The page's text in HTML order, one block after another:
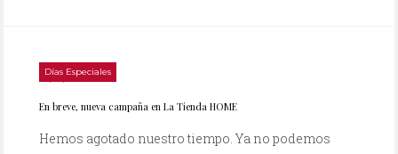
Días Especiales
29/02/2008
En breve, nueva campaña en La Tienda HOME
Hemos agotado nuestro tiempo. Ya no podemos